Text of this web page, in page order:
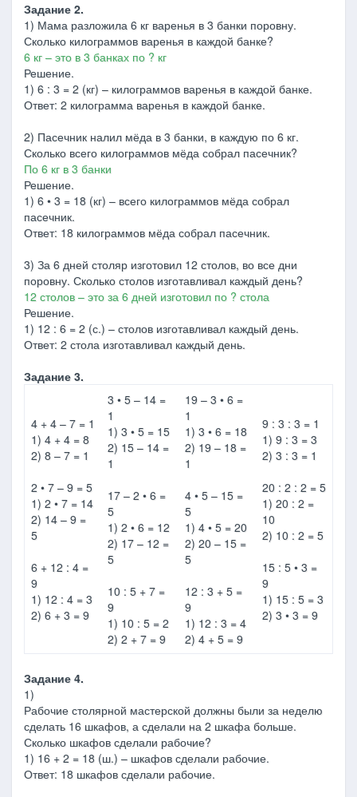
Задание 2.
1) Мама разложила 6 кг варенья в 3 банки поровну.
Сколько килограммов варенья в каждой банке?
6 кг – это в 3 банках по ? кг
Решение.
1) 6 : 3 = 2 (кг) – килограммов варенья в каждой банке.
Ответ: 2 килограмма варенья в каждой банке.
2) Пасечник налил мёда в 3 банки, в каждую по 6 кг.
Сколько всего килограммов мёда собрал пасечник?
По 6 кг в 3 банки
Решение.
1) 6 • 3 = 18 (кг) – всего килограммов мёда собрал
пасечник.
Ответ: 18 килограммов мёда собрал пасечник.
3) За 6 дней столяр изготовил 12 столов, во все дни
поровну. Сколько столов изготавливал каждый день?
12 столов – это за 6 дней изготовил по ? стола
Решение.
1) 12 : 6 = 2 (с.) – столов изготавливал каждый день.
Ответ: 2 стола изготавливал каждый день.
Задание 3.
4 + 4 – 7 = 1
1) 4 + 4 = 8
2) 8 – 7 = 1
2 • 7 – 9 = 5
1) 2 • 7 = 14
2) 14 – 9 =
5
6 + 12 : 4 =
9
1) 12 : 4 = 3
2) 6 + 3 = 9
3 • 5 – 14 =
1
1) 3 • 5 = 15
2) 15 – 14 =
1
17 – 2 • 6 =
5
1) 2 • 6 = 12
2) 17 – 12 =
5
10 : 5 + 7 =
9
1) 10 : 5 = 2
2) 2 + 7 = 9
19 – 3 • 6 =
1
1) 3 • 6 = 18
2) 19 – 18 =
1
4 • 5 – 15 =
5
1) 4 • 5 = 20
2) 20 – 15 =
5
12 : 3 + 5 =
9
1) 12 : 3 = 4
2) 4 + 5 = 9
9 : 3 : 3 = 1
1) 9 : 3 = 3
2) 3 : 3 = 1
20 : 2 : 2 = 5
1) 20 : 2 =
10
2) 10 : 2 = 5
15 : 5 • 3 =
9
1) 15 : 5 = 3
2) 3 • 3 = 9
Задание 4.
1)
Рабочие столярной мастерской должны были за неделю
сделать 16 шкафов, а сделали на 2 шкафа больше.
Сколько шкафов сделали рабочие?
1) 16 + 2 = 18 (ш.) – шкафов сделали рабочие.
Ответ: 18 шкафов сделали рабочие.